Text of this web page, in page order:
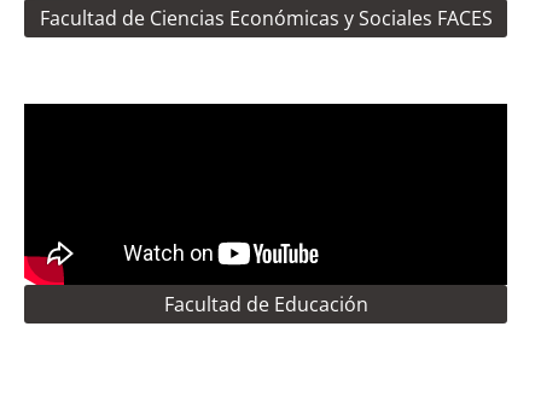
Facultad de Ciencias Económicas y Sociales FACES
Facultad de Educación